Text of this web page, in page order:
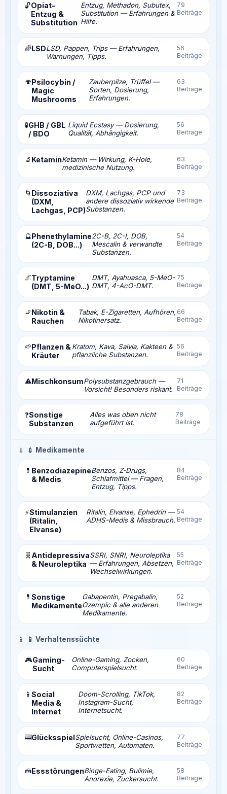
🔓Opiat-
Entzug &
Substitution
Entzug, Methadon, Subutex,
Substitution — Erfahrungen &
Hilfe.
79
Beiträge
🌈LSDLSD, Pappen, Trips — Erfahrungen,
Warnungen, Tipps.
56
Beiträge
🍄Psilocybin /
Magic
Mushrooms
Zauberpilze, Trüffel —
Sorten, Dosierung,
Erfahrungen.
63
Beiträge
🧪GHB / GBL
/ BDO
Liquid Ecstasy — Dosierung,
Qualität, Abhängigkeit.
56
Beiträge
🔬 KetaminKetamin — Wirkung, K-Hole,
medizinische Nutzung.
63
Beiträge
🌀 Dissoziativa
(DXM,
Lachgas, PCP)
DXM, Lachgas, PCP und
andere dissoziativ wirkende
Substanzen.
73
Beiträge
🔮Phenethylamine
(2C-B, DOB...)
2C-B, 2C-I, DOB,
Mescalin & verwandte
Substanzen.
54
Beiträge
🌌Tryptamine
(DMT, 5-MeO...)
DMT, Ayahuasca, 5-MeO-
DMT, 4-AcO-DMT.
75
Beiträge
🚬Nikotin &
Rauchen
Tabak, E-Zigaretten, Aufhören,
Nikotinersatz.
66
Beiträge
🌱Pflanzen &
Kräuter
Kratom, Kava, Salvia, Kakteen &
pflanzliche Substanzen.
56
Beiträge
⚠️MischkonsumPolysubstanzgebrauch —
Vorsicht! Besonders riskant.
71
Beiträge
❓Sonstige
Substanzen
Alles was oben nicht
aufgeführt ist.
78
Beiträge
💉 💉 Medikamente
💊 Benzodiazepine
& Medis
Benzos, Z-Drugs,
Schlafmittel — Fragen,
Entzug, Tipps.
84
Beiträge
⚡Stimulanzien
(Ritalin,
Elvanse)
Ritalin, Elvanse, Ephedrin —
ADHS-Medis & Missbrauch.
54
Beiträge
🧬 Antidepressiva
& Neuroleptika
SSRI, SNRI, Neuroleptika
— Erfahrungen, Absetzen,
Wechselwirkungen.
55
Beiträge
💊 Sonstige
Medikamente
Gabapentin, Pregabalin,
Ozempic & alle anderen
Medikamente.
52
Beiträge
📱 📱 Verhaltenssüchte
🎮Gaming-
Sucht
Online-Gaming, Zocken,
Computerspielsucht.
60
Beiträge
📱 Social
Media &
Internet
Doom-Scrolling, TikTok,
Instagram-Sucht,
Internetsucht.
82
Beiträge
🎰GlücksspielSpielsucht, Online-Casinos,
Sportwetten, Automaten.
77
Beiträge
🍰EssstörungenBinge-Eating, Bulimie,
Anorexie, Zuckersucht.
58
Beiträge